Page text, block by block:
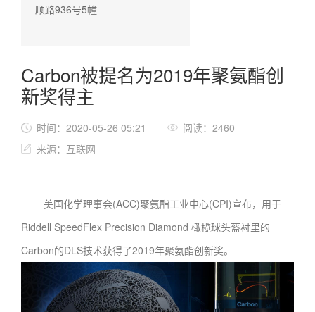
顺路936号5幢
Carbon被提名为2019年聚氨酯创
新奖得主
时间：2020-05-26 05:21
阅读：2460
来源：互联网
美国化学理事会(ACC)聚氨酯工业中心(CPI)宣布，用于
Riddell SpeedFlex Precision Diamond 橄榄球头盔衬里的
Carbon的DLS技术获得了2019年聚氨酯创新奖。